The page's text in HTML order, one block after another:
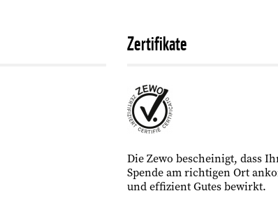
Zertifikate
Die Zewo bescheinigt, dass
Spende am richtigen Ort
und effizient Gutes bewirkt.